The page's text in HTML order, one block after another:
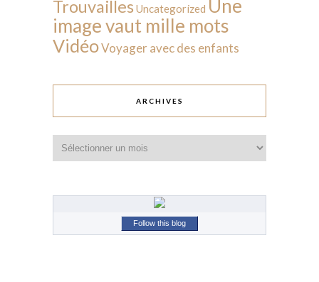
Trouvailles Uncategorized Une
image vaut mille mots
VidéoVoyager avec des enfants
ARCHIVES
Follow this blog